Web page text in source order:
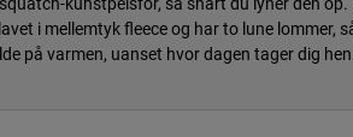
i mellemtyk fleece og har to lune lommer,
på varmen, uanset hvor dagen tager dig